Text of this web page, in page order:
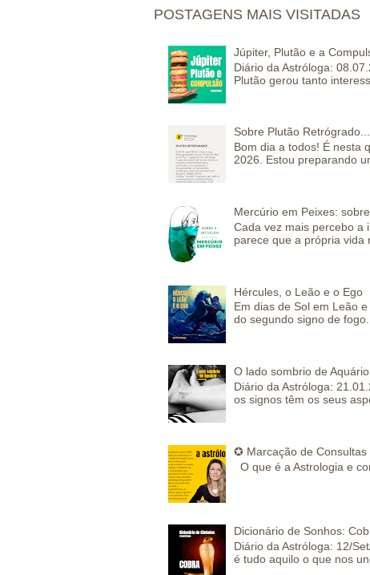
POSTAGENS MAIS VISITADAS
Júpiter, Plutão e a
Diário da Astróloga:
Plutão gerou tanto
Sobre Plutão Retrógrado...
Bom dia a todos! É nesta
2026. Estou preparando
Mercúrio em Peixes:
Cada vez mais percebo a
parece que a própria vida
Hércules, o Leão e o Ego
Em dias de Sol em Leão
do segundo signo de
O lado sombrio de
Diário da Astróloga:
os signos têm os seus
✪ Marcação de
O que é a Astrologia e
Dicionário de Sonhos:
Diário da Astróloga: 12/
é tudo aquilo o que nos